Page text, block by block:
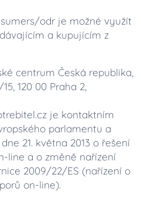
odr je možné využít
a kupujícím z
centrum Česká republika,
120 00 Praha 2,
je kontaktním
parlamentu a
21. května 2013 o řešení
line a o změně nařízení
2009/22/ES (nařízení o
on-line).